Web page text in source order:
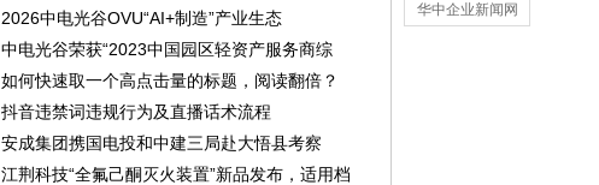
华中企业新闻网
2026中电光谷OVU“AI+制造”产业生态
中电光谷荣获“2023中国园区轻资产服务商综
如何快速取一个高点击量的标题，阅读翻倍？
抖音违禁词违规行为及直播话术流程
安成集团携国电投和中建三局赴大悟县考察
江荆科技“全氟己酮灭火装置”新品发布，适用档